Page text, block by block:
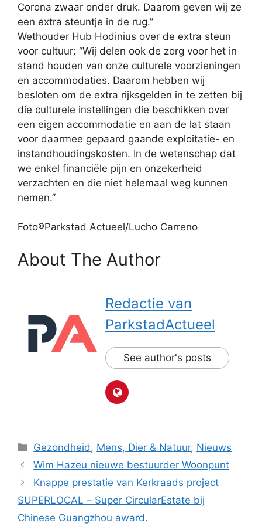
Corona zwaar onder druk. Daarom geven wij ze
een extra steuntje in de rug.”
Wethouder Hub Hodinius over de extra steun
voor cultuur: “Wij delen ook de zorg voor het in
stand houden van onze culturele voorzieningen
en accommodaties. Daarom hebben wij
besloten om de extra rijksgelden in te zetten bij
díe culturele instellingen die beschikken over
een eigen accommodatie en aan de lat staan
voor daarmee gepaard gaande exploitatie- en
instandhoudingskosten. In de wetenschap dat
we enkel financiële pijn en onzekerheid
verzachten en die niet helemaal weg kunnen
nemen.”
Foto®Parkstad Actueel/Lucho Carreno
About The Author
Redactie van
ParkstadActueel
See author's posts
Categorieën
Gezondheid , Mens, Dier & Natuur, Nieuws
Wim Hazeu nieuwe bestuurder Woonpunt
Knappe prestatie van Kerkraads project
SUPERLOCAL – Super CircularEstate bij
Chinese Guangzhou award.